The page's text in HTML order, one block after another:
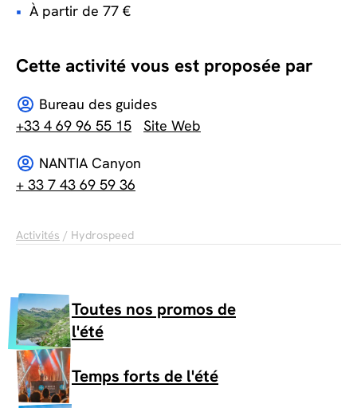
À partir de 77 €
Cette activité vous est proposée par
Bureau des guides
+33 4 69 96 55 15
Site Web
NANTIA Canyon
+ 33 7 43 69 59 36
Activités / Hydrospeed
Toutes nos promos de
l'été
Temps forts de l'été